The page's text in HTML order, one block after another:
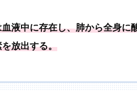
液中に存在し、肺から全身に
放出する。